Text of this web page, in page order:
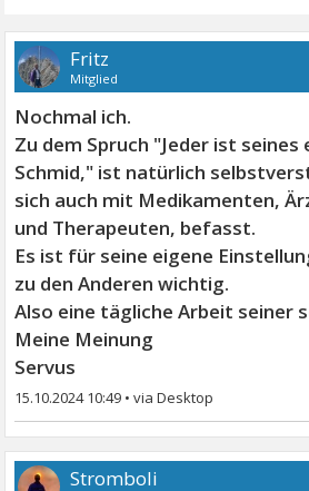
Fritz
Mitglied
Nochmal ich.
Zu dem Spruch "Jeder ist seines
Schmid," ist natürlich
sich auch mit Medikamenten,
und Therapeuten, befasst.
Es ist für seine eigene
zu den Anderen wichtig.
Also eine tägliche Arbeit seiner
Meine Meinung
Servus
15.10.2024 10:49 •
Stromboli